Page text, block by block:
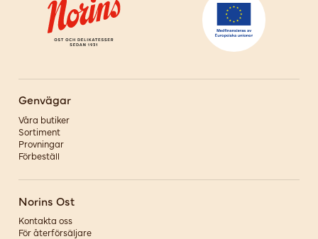
Genvägar
Våra butiker
Sortiment
Provningar
Förbeställ
Norins Ost
Kontakta oss
För återförsäljare